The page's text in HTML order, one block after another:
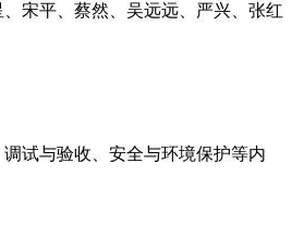
宋平、蔡然、吴远远、严兴、张红
试与验收、安全与环境保护等内